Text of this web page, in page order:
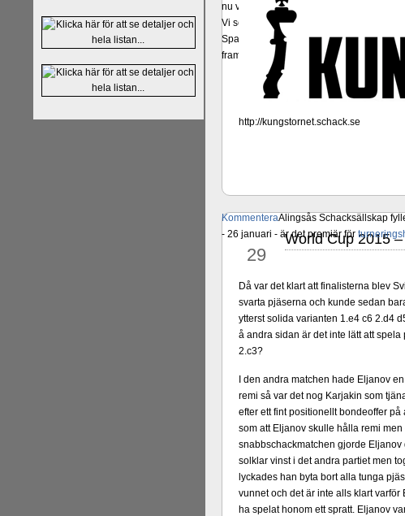
nu vill ägna sig åt att undervisa schack
Vi som följt Kramniks schackkarriär och
Spanskt, får vara tacksamma och nöjda
framtida projekt.
KommenteraAlingsås Schacksällskap
- 26 januari - är det premiär för
http://kungstornet.schack.se
sep
29
World Cup 2015
Då var det klart att finalisterna blev
svarta pjäserna och kunde sedan
ytterst solida varianten 1.e4 c6 2.d4
å andra sidan är det inte lätt att
2.c3?
I den andra matchen hade Eljanov
remi så var det nog Karjakin som
efter ett fint positionellt bondeoffer
som att Eljanov skulle hålla remi
snabbschackmatchen gjorde
solklar vinst i det andra partiet men
lyckades han byta bort alla tunga
vunnet och det är inte alls klart
ha spelat honom ett spratt. Eljanov